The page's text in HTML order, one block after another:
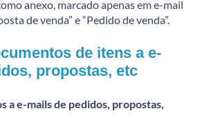
anexo, marcado apenas em e-mail
de venda” e “Pedido de venda”.
de itens a e-
propostas, etc
a e-mails de pedidos, propostas,